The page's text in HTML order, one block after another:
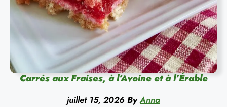
Carrés aux Fraises, à l’Avoine et à l’Érable
juillet 15, 2026 By Anna